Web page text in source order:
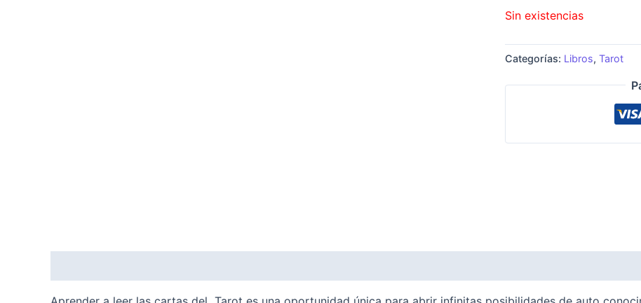
Sin existencias
Categorías: Libros, Tarot